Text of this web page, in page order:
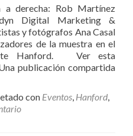
a derecha: Rob Martínez
Digital Marketing &
y fotógrafos Ana Casal
de la muestra en el
Hanford. Ver esta
publicación compartida
con Eventos, Hanford,